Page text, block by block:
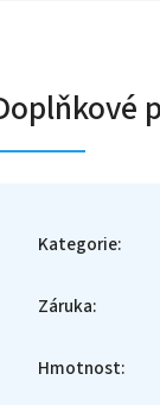
Kategorie:
Záruka:
Hmotnost: